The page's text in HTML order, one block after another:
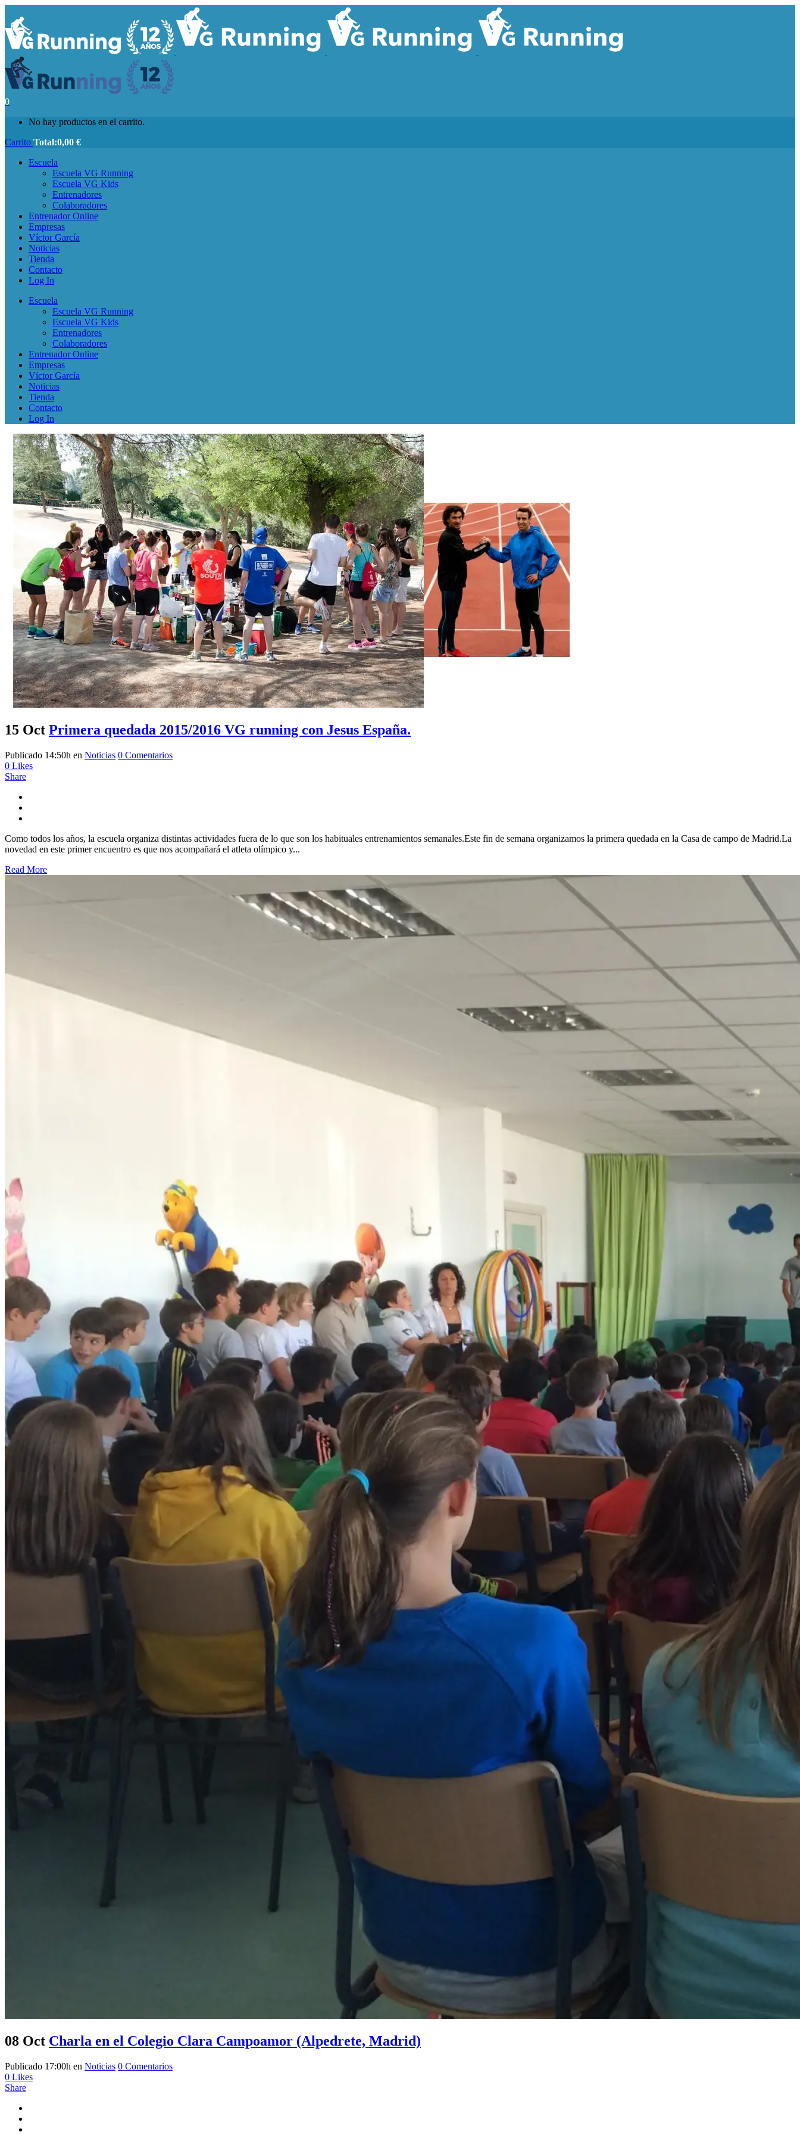
0
No hay productos en el carrito.
Carrito Total:0,00 €
Escuela
Escuela VG Running
Escuela VG Kids
Entrenadores
Colaboradores
Entrenador Online
Empresas
Víctor García
Noticias
Tienda
Contacto
Log In
Escuela
Escuela VG Running
Escuela VG Kids
Entrenadores
Colaboradores
Entrenador Online
Empresas
Víctor García
Noticias
Tienda
Contacto
Log In
15 Oct Primera quedada 2015/2016 VG running con Jesus España.
Publicado 14:50h en Noticias 0 Comentarios
0 Likes
Share
Como todos los años, la escuela organiza distintas actividades fuera de lo que son los habituales entrenamientos semanales.Este fin de semana organizamos la primera quedada en la Casa de campo de Madrid.La
novedad en este primer encuentro es que nos acompañará el atleta olímpico y...
Read More
08 Oct Charla en el Colegio Clara Campoamor (Alpedrete, Madrid)
Publicado 17:00h en Noticias 0 Comentarios
0 Likes
Share